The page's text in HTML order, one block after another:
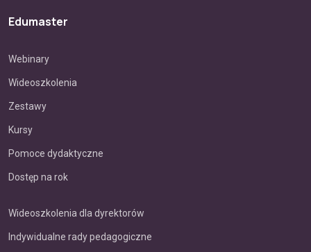
Edumaster
Webinary
Wideoszkolenia
Zestawy
Kursy
Pomoce dydaktyczne
Dostęp na rok
Wideoszkolenia dla dyrektorów
Indywidualne rady pedagogiczne